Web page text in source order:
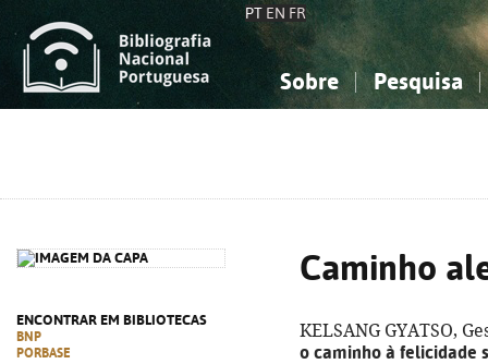
PT EN FR
Sobre Pesquisa
ENCONTRAR EM BIBLIOTECAS
BNP
PORBASE
Caminho
KELSANG GYATSO,
o caminho à felicidade